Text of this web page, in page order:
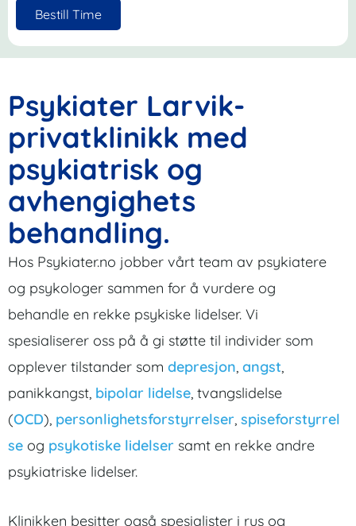
Bestill Time
Psykiater Larvik-
privatklinikk med
psykiatrisk og
avhengighets
behandling.
Hos Psykiater.no jobber vårt team av psykiatere
og psykologer sammen for å vurdere og
behandle en rekke psykiske lidelser. Vi
spesialiserer oss på å gi støtte til individer som
opplever tilstander som depresjon, angst,
panikkangst, bipolar lidelse, tvangslidelse
(OCD), personlighetsforstyrrelser, spiseforstyrrel
se og psykotiske lidelser samt en rekke andre
psykiatriske lidelser.
Klinikken besitter også spesialister i rus og